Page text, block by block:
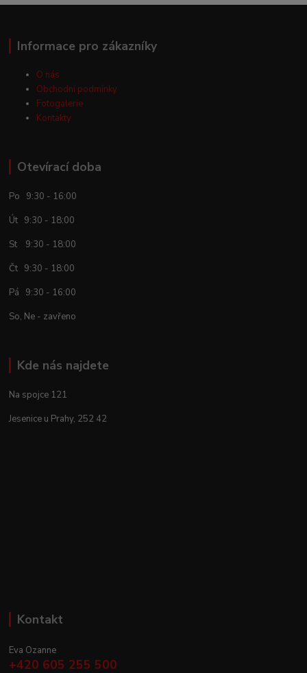
Informace pro zákazníky
O nás
Obchodní podmínky
Fotogalerie
Kontakty
Otevírací doba
Po 9:30 - 16:00
Út 9:30 - 18:00
St 9:30 - 18:00
Čt 9:30 - 18:00
Pá 9:30 - 16:00
So, Ne - zavřeno
Kde nás najdete
Na spojce 121
Jesenice u Prahy, 252 42
Kontakt
Eva Ozanne
+420 605 255 500